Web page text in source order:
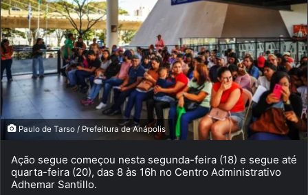
Paulo de Tarso / Prefeitura de Anápolis
Ação segue começou nesta segunda-feira (18) e segue até
quarta-feira (20), das 8 às 16h no Centro Administrativo
Adhemar Santillo.